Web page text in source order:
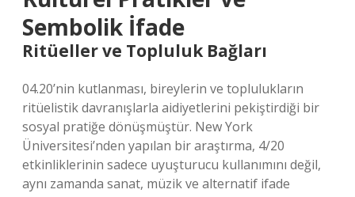
Sembolik İfade
Ritüeller ve Topluluk Bağları
04.20’nin kutlanması, bireylerin ve toplulukların
ritüelistik davranışlarla aidiyetlerini pekiştirdiği bir
sosyal pratiğe dönüşmüştür. New York
Üniversitesi’nden yapılan bir araştırma, 4/20
etkinliklerinin sadece uyuşturucu kullanımını değil,
aynı zamanda sanat, müzik ve alternatif ifade